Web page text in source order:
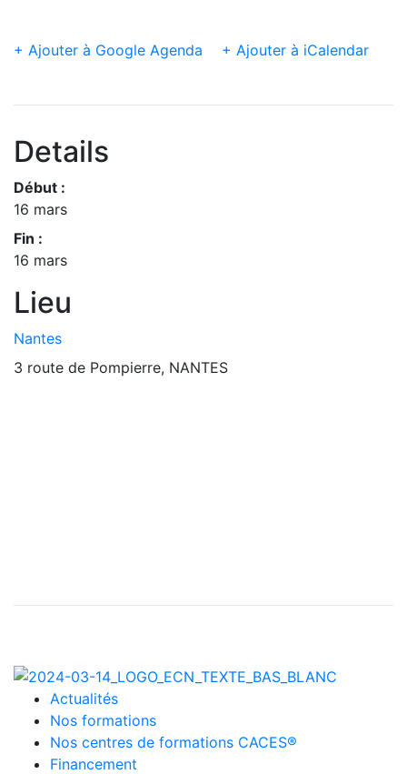
+ Ajouter à Google Agenda + Ajouter à iCalendar
Details
Début :
16 mars
Fin :
16 mars
Lieu
Nantes
3 route de Pompierre, NANTES
Actualités
Nos formations
Nos centres de formations CACES®
Financement